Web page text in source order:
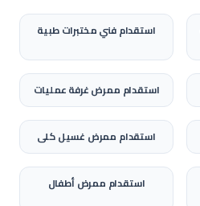
استقدامفني مختبرات طبية
استقدام ممرض غرفة عمليات
استقدام ممرض غسيل كلى
استقدام ممرض أطفال